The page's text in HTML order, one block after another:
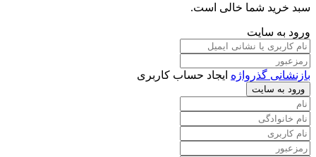
سبد خرید شما خالی است.
ورود به سایت
بازنشانی گذرواژه ایجاد حساب کاربری
ورود به سایت